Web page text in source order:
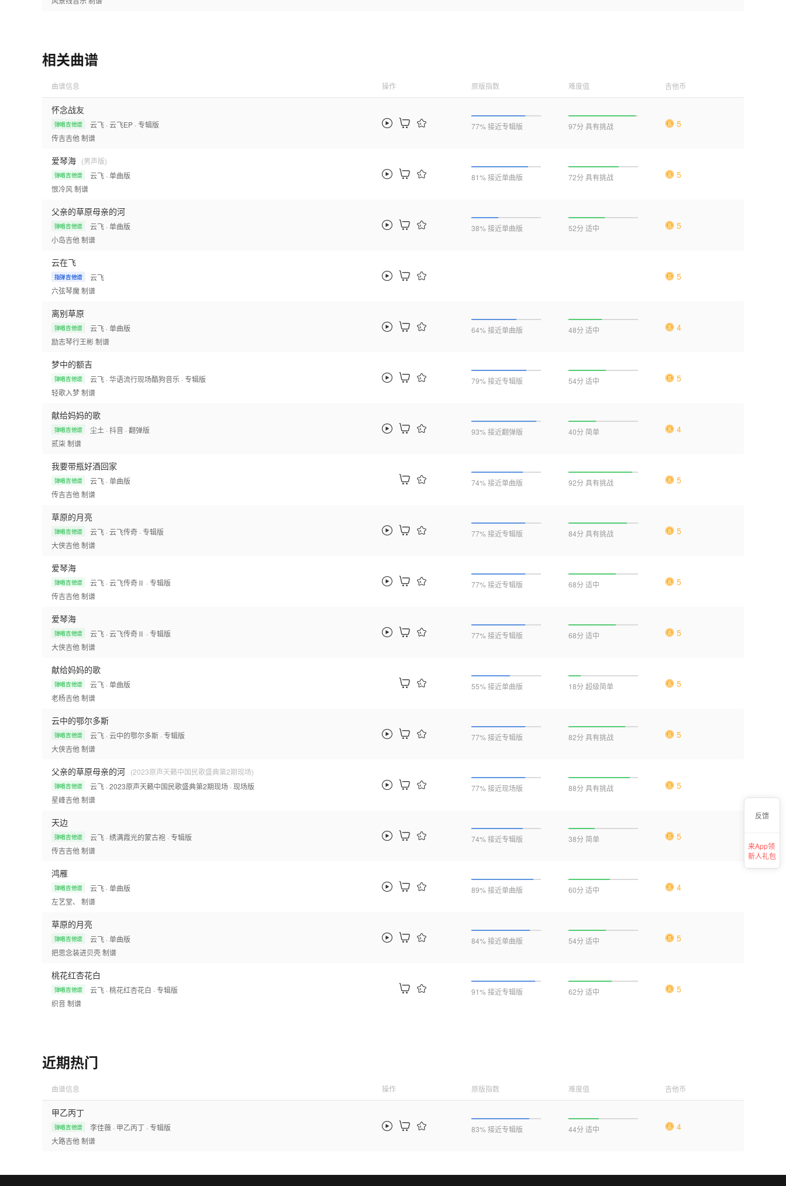
相关曲谱
曲谱信息 操作 原版指数 难度值 吉他币
怀念战友
弹唱吉他谱 云飞 · 云飞EP · 专辑版
传吉吉他制谱
77% 接近专辑版 97分 具有挑战 5
爱琴海 (男声版)
弹唱吉他谱 云飞 · 单曲版
恨冷风制谱
81% 接近单曲版 72分 具有挑战 5
父亲的草原母亲的河
弹唱吉他谱 云飞 · 单曲版
小岛吉他制谱
38% 接近单曲版 52分 适中 5
云在飞
指弹吉他谱
云飞
六弦琴魔制谱
5
离别草原
弹唱吉他谱 云飞 · 单曲版
励志琴行王彬 制谱
64% 接近单曲版 48分 适中 4
梦中的额吉
弹唱吉他谱 云飞 · 华语流行现场酷狗音乐 · 专辑版
轻歌入梦制谱
79% 接近专辑版 54分 适中 5
献给妈妈的歌
弹唱吉他谱 尘土 · 抖音 · 翻弹版
贰柒 制谱
93% 接近翻弹版 40分 简单 4
我要带瓶好酒回家
弹唱吉他谱 云飞 · 单曲版
传吉吉他制谱
74% 接近单曲版 92分 具有挑战 5
草原的月亮
弹唱吉他谱 云飞 · 云飞传奇 · 专辑版
大侠吉他制谱
77% 接近专辑版 84分 具有挑战 5
爱琴海
弹唱吉他谱 云飞 · 云飞传奇Ⅱ · 专辑版
传吉吉他制谱
77% 接近专辑版 68分 适中 5
爱琴海
弹唱吉他谱 云飞 · 云飞传奇Ⅱ · 专辑版
大侠吉他制谱
77% 接近专辑版 68分 适中 5
献给妈妈的歌
弹唱吉他谱 云飞 · 单曲版
老杨吉他制谱
55% 接近单曲版 18分 超级简单 5
云中的鄂尔多斯
弹唱吉他谱 云飞 · 云中的鄂尔多斯 · 专辑版
大侠吉他制谱
77% 接近专辑版 82分 具有挑战 5
父亲的草原母亲的河 (2023原声天籁中国民歌盛典第2期现场)
弹唱吉他谱 云飞 · 2023原声天籁中国民歌盛典第2期现场 · 现场版
星峰吉他制谱
77% 接近现场版 88分 具有挑战 5
天边
弹唱吉他谱 云飞 · 绣满霞光的蒙古袍 · 专辑版
传吉吉他制谱
74% 接近专辑版 38分 简单 5
鸿雁
弹唱吉他谱 云飞 · 单曲版
左艺堂、
制谱
89% 接近单曲版 60分 适中 4
草原的月亮
弹唱吉他谱 云飞 · 单曲版
把思念装进贝壳制谱
84% 接近单曲版 54分 适中 5
桃花红杏花白
弹唱吉他谱 云飞 · 桃花红杏花白 · 专辑版
织音制谱
91% 接近专辑版 62分 适中 5
近期热门
曲谱信息 操作 原版指数 难度值 吉他币
甲乙丙丁
弹唱吉他谱 李佳薇 · 甲乙丙丁 · 专辑版
大路吉他制谱
83% 接近专辑版 44分 适中 4
反馈
来App领
新人礼包